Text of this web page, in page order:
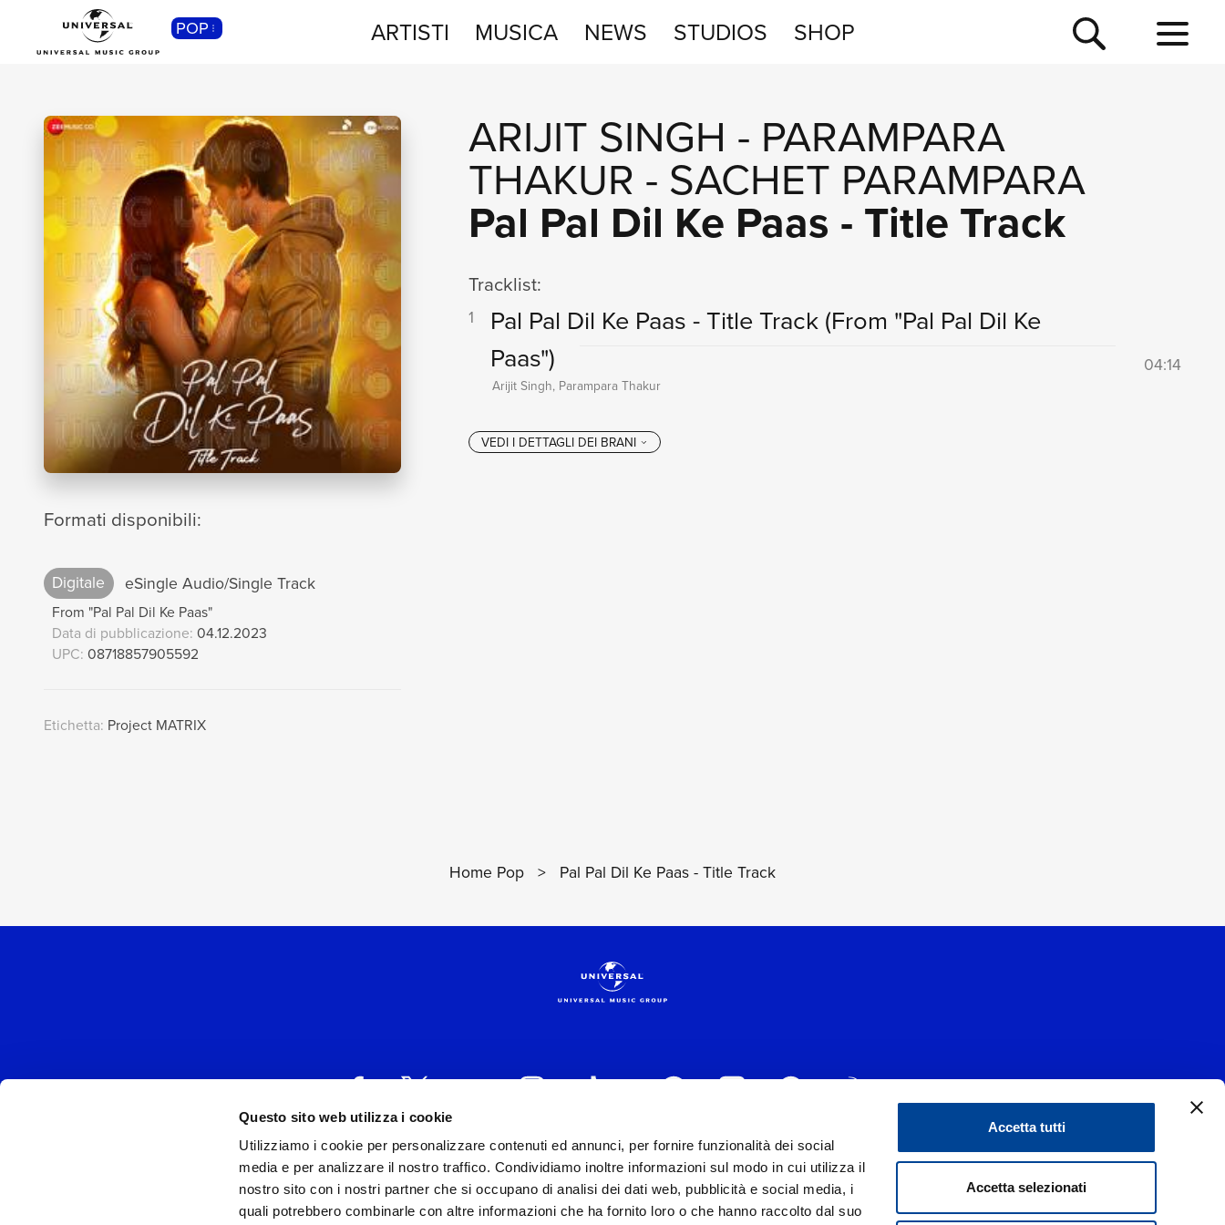
Questo sito web utilizza i cookie
Utilizziamo i cookie per personalizzare contenuti ed annunci, per fornire funzionalità dei social
media e per analizzare il nostro traffico. Condividiamo inoltre informazioni sul modo in cui utilizza il
nostro sito con i nostri partner che si occupano di analisi dei dati web, pubblicità e social media, i
quali potrebbero combinarle con altre informazioni che ha fornito loro o che hanno raccolto dal suo
Accetta tutti
Accetta selezionati
POP ARTISTI MUSICA NEWS STUDIOS SHOP
Formati disponibili:
Digitale eSingle Audio/Single Track
From "Pal Pal Dil Ke Paas"
Data di pubblicazione: 04.12.2023
UPC: 08718857905592
Etichetta: Project MATRIX
ARIJIT SINGH - PARAMPARA
THAKUR - SACHET PARAMPARA
Pal Pal Dil Ke Paas - Title Track
Tracklist:
1 Pal Pal Dil Ke Paas - Title Track(From "Pal Pal Dil Ke
Paas")
04:14
Arijit Singh, Parampara Thakur
Home Pop > Pal Pal Dil Ke Paas - Title Track
UNIVERSAL MUSIC ITALIA s.r.l. (Società con unico socio) | Via Nervesa, 21 - 20139 Milano
P.IVA IT03802730154 Iscritta al REA di Milano con il numero 966135 in data 29/06/1977
Capitale sociale Euro 2.000.000 interamente versato.
CLASSICA
SHOP
NEWS